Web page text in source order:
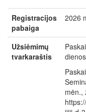
Registracijos
pabaiga
2026
Užsiėmimų
tvarkaraštis
mėn.,